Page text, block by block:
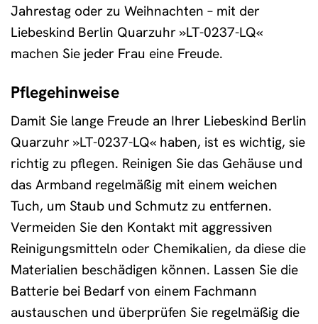
Jahrestag oder zu Weihnachten – mit der
Liebeskind Berlin Quarzuhr »LT-0237-LQ«
machen Sie jeder Frau eine Freude.
Pflegehinweise
Damit Sie lange Freude an Ihrer Liebeskind Berlin
Quarzuhr »LT-0237-LQ« haben, ist es wichtig, sie
richtig zu pflegen. Reinigen Sie das Gehäuse und
das Armband regelmäßig mit einem weichen
Tuch, um Staub und Schmutz zu entfernen.
Vermeiden Sie den Kontakt mit aggressiven
Reinigungsmitteln oder Chemikalien, da diese die
Materialien beschädigen können. Lassen Sie die
Batterie bei Bedarf von einem Fachmann
austauschen und überprüfen Sie regelmäßig die